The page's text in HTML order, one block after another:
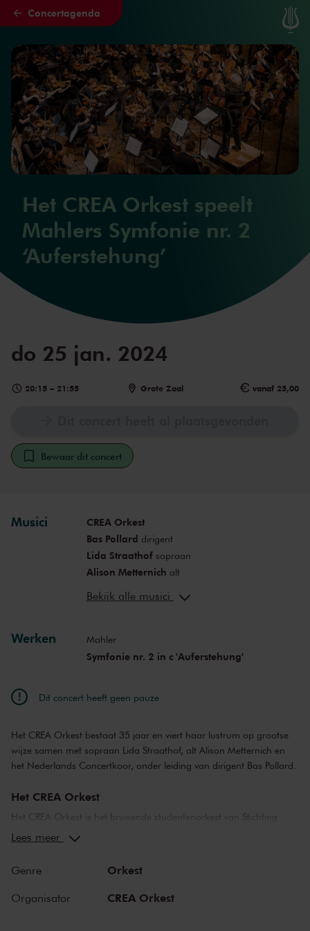
Naar hoofdcontent
Concertagenda
Het CREA Orkest speelt
Mahlers Symfonie nr. 2
‘Auferstehung’
do 25 jan. 2024
20:15 – 21:55 Grote Zaal vanaf 25,00
Bewaar dit concert
Musici
CREA Orkest
Bas Pollard dirigent
Lida Straathofsopraan
Alison Metternich alt
Nederlands Concertkoor
Bekijk alle musici
Werken Mahler
Symfonie nr. 2 in c 'Auferstehung'
Dit concert heeft geen pauze
Het CREA Orkest bestaat 35 jaar en viert haar lustrum op grootse
wijze samen met sopraan Lida Straathof, alt Alison Metternich en
het Nederlands Concertkoor, onder leiding van dirigent Bas Pollard.
Het CREA Orkest
Het CREA Orkest is het bruisende studentenorkest van Stichting
CREA, de culturele organisatie van de Universiteit van Amsterdam
ongekend speelplezier en passie voor klassieke muziek met bakken
vol energie. In het orkest zitten door de wol geverfde orkestmusici
en beginnende amateurs naast elkaar. Dat is de aantrekkingskracht
Lees meer
Genre Orkest
Organisator CREA Orkest